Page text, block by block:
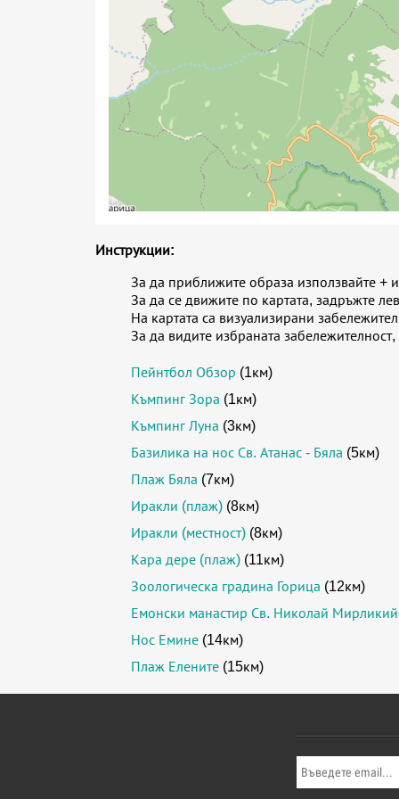
Инструкции:
За да приближите образа използвайте +
За да се движите по картата, задръжте
На картата са визуализирани
За да видите избраната
Пейнтбол Обзор (1км)
Къмпинг Зора (1км)
Къмпинг Луна (3км)
Базилика на нос Св. Атанас - Бяла (5км)
Плаж Бяла (7км)
Иракли (плаж) (8км)
Иракли (местност) (8км)
Кара дере (плаж) (11км)
Зоологическа градина Горица (12км)
Емонски манастир Св. Николай
Нос Емине (14км)
Плаж Елените (15км)